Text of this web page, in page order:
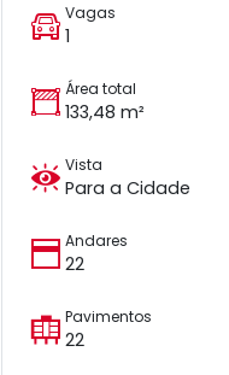
Vagas
1
Área total
133,48 m²
Vista
Para a Cidade
Andares
22
Pavimentos
22